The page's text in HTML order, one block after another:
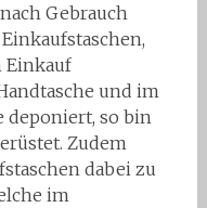
Gebrauch
Einkauf
und im
deponiert, so bin
Zudem
dabei zu
im